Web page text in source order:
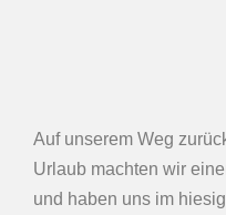
Auf unserem Weg
Urlaub machten wir
und haben uns im